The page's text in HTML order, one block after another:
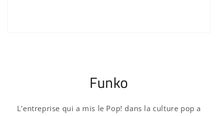
Funko
L'entreprise qui a mis le Pop! dans la culture pop a